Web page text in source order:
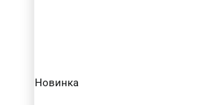
Новинка